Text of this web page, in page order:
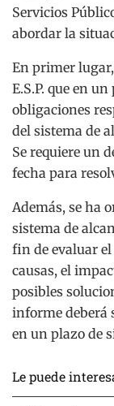
Servicios
abordar la
En primer
E.S.P. que en
obligaciones
del sistema de
Se requiere un
fecha para
Además, se ha
sistema de
fin de evaluar
causas, el
posibles
informe deberá
en un plazo de
Le puede